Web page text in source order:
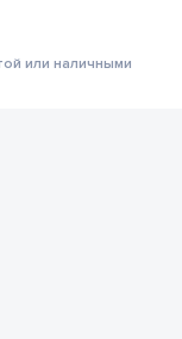
или наличными